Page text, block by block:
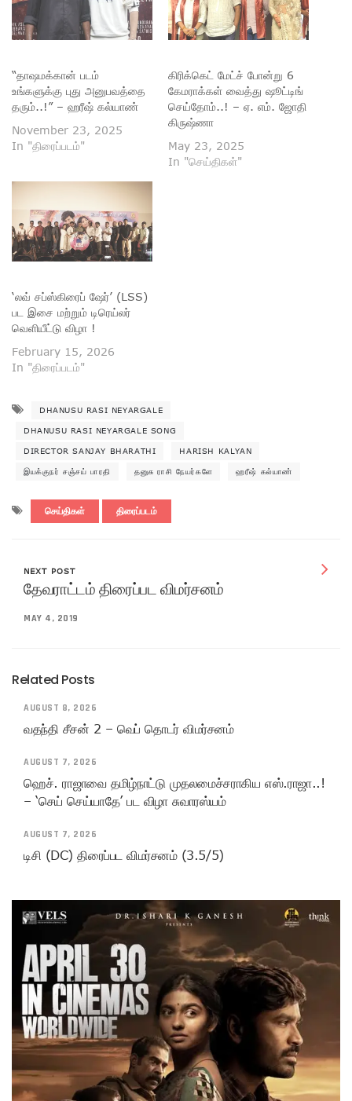
“தாஷமக்கான் படம்
உங்களுக்கு புது அனுபவத்தை
தரும்..!” – ஹரீஷ் கல்யாண்
November 23, 2025
In "திரைப்படம்"
கிரிக்கெட் மேட்ச் போன்று 6
கேமராக்கள் வைத்து ஷூட்டிங்
செய்தோம்..! – ஏ. எம். ஜோதி
கிருஷ்ணா
May 23, 2025
In "செய்திகள்"
‘லவ் சப்ஸ்கிரைப் ஷேர்’ (LSS)
பட இசை மற்றும் டிரெய்லர்
வெளியீட்டு விழா !
February 15, 2026
In "திரைப்படம்"
DHANUSU RASI NEYARGALE
DHANUSU RASI NEYARGALE SONG
DIRECTOR SANJAY BHARATHI HARISH KALYAN
இயக்குநர் சஞ்சய் பாரதி தனுசு ராசி நேயர்களே ஹரீஷ் கல்யாண்
செய்திகள் திரைப்படம்
NEXT POST
தேவராட்டம் திரைப்பட விமர்சனம்
MAY 4, 2019
Related Posts
AUGUST 8, 2026
வதந்தி சீசன் 2 – வெப் தொடர் விமர்சனம்
AUGUST 7, 2026
ஹெச். ராஜாவை தமிழ்நாட்டு முதலமைச்சராகிய எஸ்.ராஜா..!
– ‘செய் செய்யாதே’ பட விழா சுவாரஸ்யம்
AUGUST 7, 2026
டிசி (DC) திரைப்பட விமர்சனம் (3.5/5)